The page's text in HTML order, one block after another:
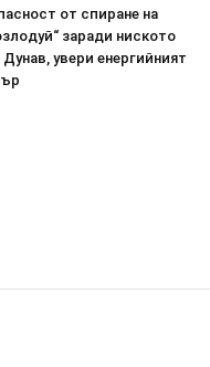
от спиране на
заради ниското
Дунав, увери енергийният